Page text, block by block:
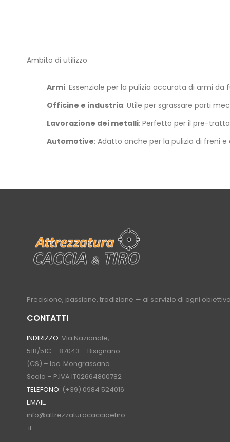
Ambito di utilizzo
Armi: Essenziale per la pulizia accurata di armi
Officine e industria: Utile per sgrassare parti
Lavorazione dei metalli: Perfetto per il pre-
Automotive: Adatto anche per la pulizia di freni e
Precisione, passione, tradizione — al servizio di ogni
CONTATTI
INDIRIZZO: Via Nazionale,
51B/51C – 87043 – Bisignano
(CS) – loc. Mongrassano
Scalo – P.IVA IT02664800782
TELEFONO: (+39) 0984 524016
EMAIL:
info@attrezzaturacacciaetiro
.it